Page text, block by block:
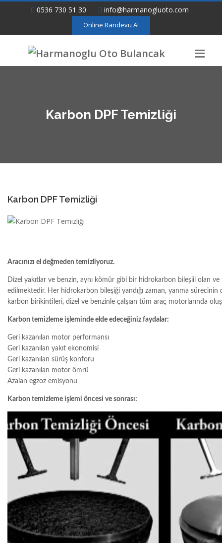
0536 730 51 30 info@harmanogluoto.com
Online Randevu Al
Karbon DPF Temizliği
Karbon DPF Temizliği
Aracınızı el değmeden temizliyoruz.
Dizel yakıtlar ve benzin, aynı kömür gibi bir hidrokarbon bileşiii olan
edilmektedir. Her hidrokarbon bileşiği yandığı zaman, yanma
karbon birikintileri, dizel ve benzinle çalşıan tüm araç motorlarında
Karbon temizleme işleminde elde edeceğiniz faydalar:
Geri kazanılan motor performansı
Geri kazanılan yakıt ekonomisi
Geri kazanılan sürüş konforu
Geri kazanılan motor ömrü
Azalan egzoz emisyonu
Karbon temizleme işlemi öncesi ve sonrası: